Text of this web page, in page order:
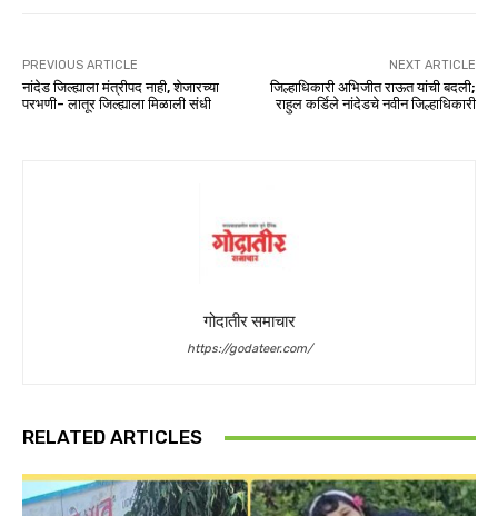
PREVIOUS ARTICLE
नांदेड जिल्ह्याला मंत्रीपद नाही, शेजारच्या
परभणी- लातूर जिल्ह्याला मिळाली संधी
NEXT ARTICLE
जिल्हाधिकारी अभिजीत राऊत यांची बदली;
राहुल कर्डिले नांदेडचे नवीन जिल्हाधिकारी
गोदातीर समाचार
https://godateer.com/
RELATED ARTICLES